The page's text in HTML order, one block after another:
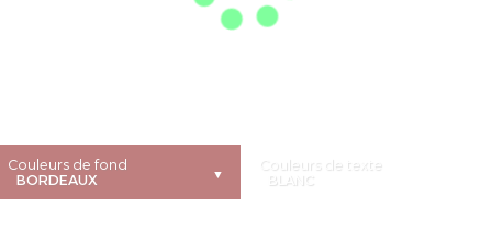
Couleurs de fond Couleurs de texte